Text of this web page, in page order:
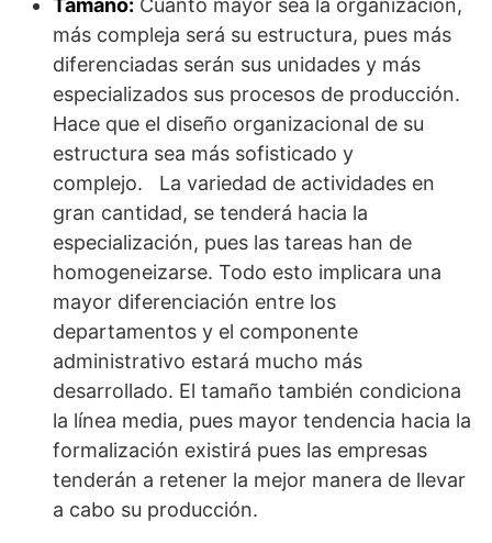
Tamaño: Cuanto mayor sea la organización,
más compleja será su estructura, pues más
diferenciadas serán sus unidades y más
especializados sus procesos de producción.
Hace que el diseño organizacional de su
estructura sea más sofisticado y
complejo. La variedad de actividades en
gran cantidad, se tenderá hacia la
especialización, pues las tareas han de
homogeneizarse. Todo esto implicara una
mayor diferenciación entre los
departamentos y el componente
administrativo estará mucho más
desarrollado. El tamaño también condiciona
la línea media, pues mayor tendencia hacia la
formalización existirá pues las empresas
tenderán a retener la mejor manera de llevar
a cabo su producción.